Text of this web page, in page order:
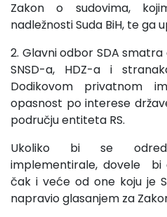
Zakon o sudovima,
nadležnosti Suda BiH, te ga
2. Glavni odbor SDA
SNSD-a, HDZ-a i
Dodikovom privatnom
opasnost po interese
području entiteta RS.
Ukoliko bi se
implementirale, dovele
čak i veće od one koju je
napravio glasanjem za